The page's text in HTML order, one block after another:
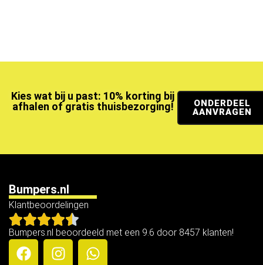
Kies wat bij u past: 10% korting bij
afhalen of gratis thuisbezorging!
ONDERDEEL
AANVRAGEN
Bumpers.nl
Klantbeoordelingen
Bumpers.nl beoordeeld met een 9.6 door 8457 klanten!